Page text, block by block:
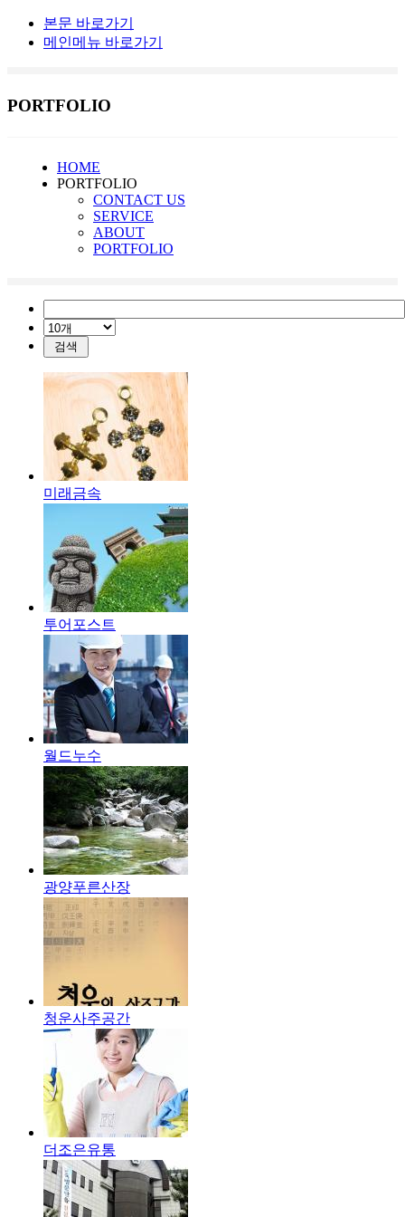
본문 바로가기
메인메뉴 바로가기
PORTFOLIO
HOME
PORTFOLIO
CONTACT US
SERVICE
ABOUT
PORTFOLIO
미래금속
투어포스트
월드누수
광양푸른산장
청운사주공간
더조은유통